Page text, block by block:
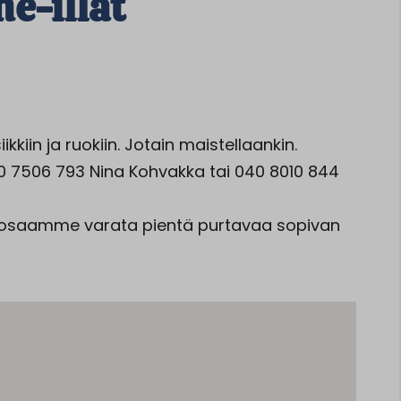
ja ruokiin. Jotain maistellaankin.
793 Nina Kohvakka tai 040 8010 844
varata pientä purtavaa sopivan